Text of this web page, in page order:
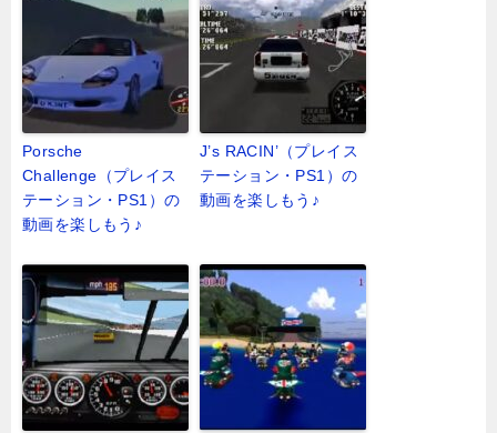
Porsche
Challenge（プレイス
テーション・PS1）の
動画を楽しもう♪
J’s RACIN’（プレイス
テーション・PS1）の
動画を楽しもう♪